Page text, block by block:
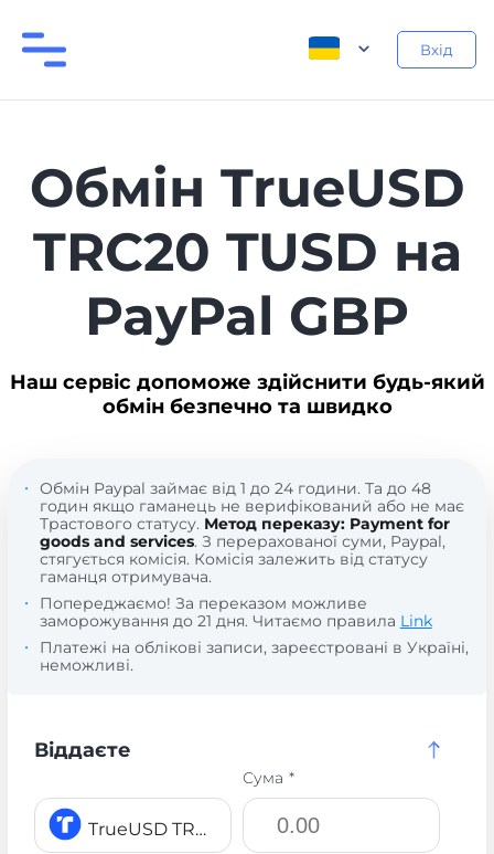
Вхід
Обмін TrueUSD
TRC20 TUSD на
PayPal GBP
Наш сервіс допоможе здійснити будь-який
обмін безпечно та швидко
Обмін Paypal займає від 1 до 24 години. Та до 48
годин якщо гаманець не верифікований або не має
Трастового статусу. Метод переказу: Payment for
goods and services. З перерахованої суми, Paypal,
стягується комісія. Комісія залежить від статусу
гаманця отримувача.
Попереджаємо! За переказом можливе
заморожування до 21 дня. Читаємо правила Link
Платежі на облікові записи, зареєстровані в Україні,
неможливі.
Віддаєте
TrueUSD TRC20 TUSD
Сума *